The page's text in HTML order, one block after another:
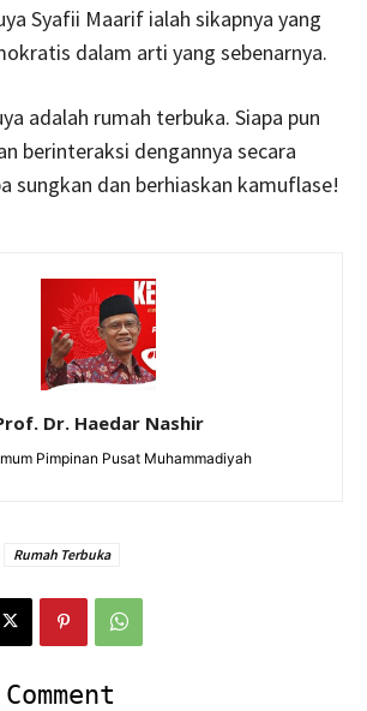
Syafii Maarif ialah sikapnya yang
dalam arti yang sebenarnya.
adalah rumah terbuka. Siapa pun
berinteraksi dengannya secara
sungkan dan berhiaskan kamuflase!
Dr. Haedar Nashir
Pimpinan Pusat Muhammadiyah
Rumah Terbuka